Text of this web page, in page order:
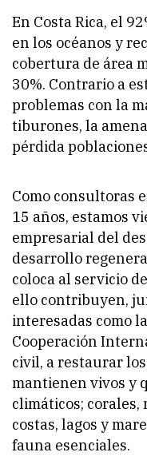
En Costa Rica, el
en los océanos y
cobertura de área
30%. Contrario a
problemas con la
tiburones, la
pérdida
Como consultoras
15 años, estamos
empresarial del
desarrollo
coloca al servicio
ello contribuyen,
interesadas como
Cooperación
civil, a restaurar
mantienen vivos y
climáticos; corales,
costas, lagos y
fauna esenciales.